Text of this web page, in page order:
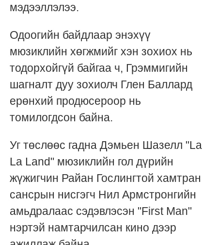
мэдээллэлээ.
Одоогийн байдлаар энэхүү
мюзиклийн хөгжмийг хэн зохиох нь
тодорхойгүй байгаа ч, Грэммигийн
шагналт дуу зохиолч Глен Баллард
ерөнхий продюсероор нь
томилогдсон байна.
Уг төслөөс гадна Дэмьен Шазелл "La
La Land" мюзиклийн гол дүрийн
жүжигчин Райан Гослингтой хамтран
сансрын нисгэгч Нил Армстронгийн
амьдралаас сэдэвлэсэн "First Man"
нэртэй намтарчилсан кино дээр